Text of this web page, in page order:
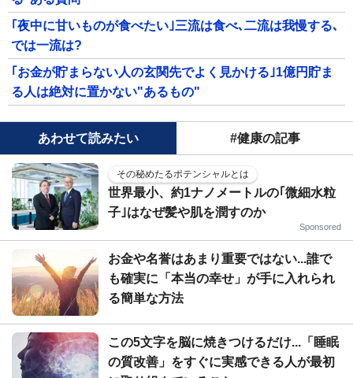
｢夜中に甘いものが食べたい｣三流は食べ､二流は我慢する､
では一流は?
｢お金が貯まらない人の玄関先でよく見かける｣1億円貯ま
る人は絶対に置かない"あるもの"
あわせて読みたい #健康の記事
その秘めたるポテンシャルとは
世界最小、約1ナノメートルの｢微細水粒
子｣はなぜ髪や肌を潤すのか
Sponsored
お金や名誉はあまり重要ではない...誰で
も確実に「本当の幸せ」が手に入れられ
る簡単な方法
この5文字を脳に焼きつけるだけ...「睡眠
の質改善」をすぐに実感できる人が最初